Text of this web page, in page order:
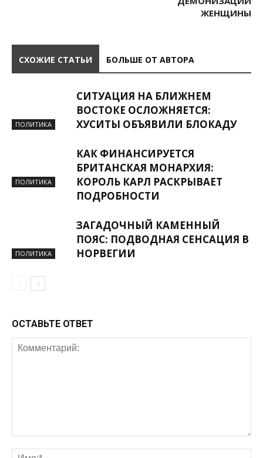
ЖЕНЩИНЫ
СХОЖИЕ СТАТЬИ БОЛЬШЕ ОТ АВТОРА
ПОЛИТИКА
СИТУАЦИЯ НА БЛИЖНЕМ
ВОСТОКЕ ОСЛОЖНЯЕТСЯ:
ХУСИТЫ ОБЪЯВИЛИ БЛОКАДУ
ПОЛИТИКА
КАК ФИНАНСИРУЕТСЯ
БРИТАНСКАЯ МОНАРХИЯ:
КОРОЛЬ КАРЛ РАСКРЫВАЕТ
ПОДРОБНОСТИ
ПОЛИТИКА
ЗАГАДОЧНЫЙ КАМЕННЫЙ
ПОЯС: ПОДВОДНАЯ СЕНСАЦИЯ В
НОРВЕГИИ
ОСТАВЬТЕ ОТВЕТ